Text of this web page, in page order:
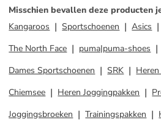
Misschien bevallen deze producten
Kangaroos
Sportschoenen Asics
The North Face
puma|puma-shoes
Dames Sportschoenen
SRK
Chiemsee
Heren Joggingpakken
Joggingsbroeken
Trainingspakken